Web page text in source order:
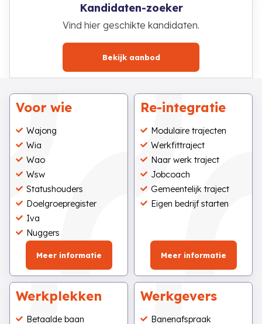
Kandidaten-zoeker
Vind hier geschikte kandidaten.
Bekijk aanbod
Voor wie
Wajong
Wia
Wao
Wsw
Statushouders
Doelgroepregister
Iva
Nuggers
Meer informatie
Re-integratie
Modulaire trajecten
Werkfittraject
Naar werk traject
Jobcoach
Gemeentelijk traject
Eigen bedrijf starten
Meer informatie
Werkplekken
Betaalde baan
Werkgevers
Banenafspraak